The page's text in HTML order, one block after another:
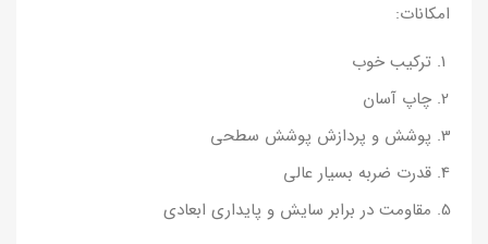
امکانات:
ترکیب خوب
چاپ آسان
پوشش و پردازش پوشش سطحی
قدرت ضربه بسیار عالی
مقاومت در برابر سایش و پایداری ابعادی